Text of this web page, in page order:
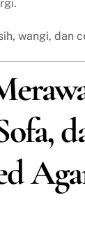
wangi, dan